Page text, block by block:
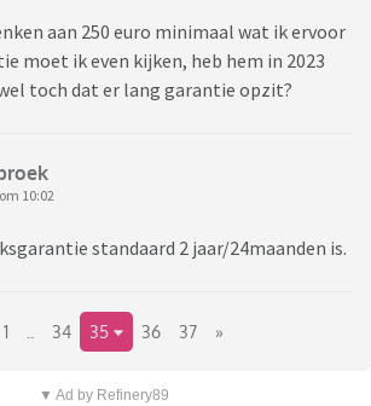
aan 250 euro minimaal wat ik ervoor
moet ik even kijken, heb hem in 2023
toch dat er lang garantie opzit?
om 10:02
standaard 2 jaar/24maanden is.
1 34 35 36 37 »
▼ Ad by Refinery89